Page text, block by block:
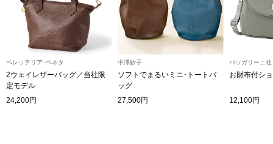
ランド
集
和装
和装小物
その他
ペレッテリア･ベネタ
2ウェイレザーバッグ／当社限
定モデル
24,200円
中澤妙子
ソフトでまるいミニ･トートバ
ッグ
27,500円
バッガリーニ社
お財布付シ
12,100円